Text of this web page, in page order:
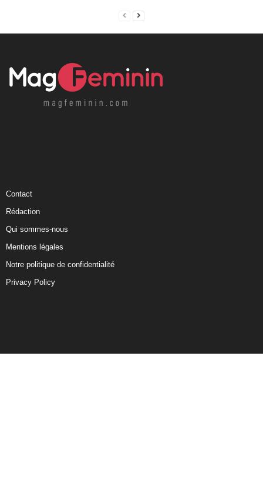
Contact
Rédaction
Qui sommes-nous
Mentions légales
Notre politique de confidentialité
Privacy Policy